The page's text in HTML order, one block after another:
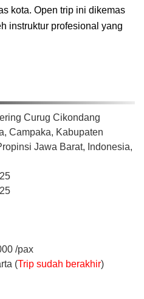
kota. Open trip ini dikemas
instruktur profesional yang
Curug Cikondang
Campaka, Kabupaten
Jawa Barat, Indonesia,
/pax
(Trip sudah berakhir)